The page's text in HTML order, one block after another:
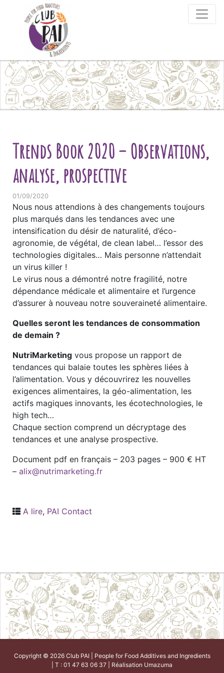
Skip to content
Trends Book 2020 – Observations,
analyse, prospective
01/09/2020
Nous nous attendions à des changements toujours
plus marqués dans les tendances avec une
intensification du désir de naturalité, d’éco-
agronomie, de végétal, de clean label… l’essor des
technologies digitales… Mais personne n’attendait
un virus killer !
Le virus nous a démontré notre fragilité, notre
dépendance médicale et alimentaire et l’urgence
d’assurer à nouveau notre souveraineté alimentaire.
Quelles seront les tendances de consommation
de demain ?
NutriMarketing vous propose un rapport de
tendances qui balaie toutes les sphères liées à
l’alimentation. Vous y découvrirez les nouvelles
exigences alimentaires, la géo-alimentation, les
actifs magiques innovants, les écotechnologies, le
high tech…
Chaque section comprend un décryptage des
tendances et une analyse prospective.
Document pdf en français – 203 pages – 900 € HT
– alix@nutrimarketing.fr
A lire, PAI Contact
Copyright © 2026 Club PAI | People for Food Additives and Ingredients
| T : 01 47 63 06 37 | Réalisation Umazuma